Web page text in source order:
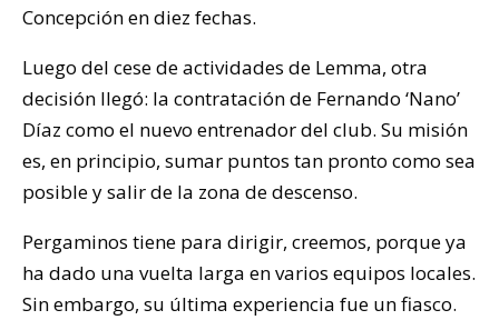
Concepción en diez fechas.
Luego del cese de actividades de Lemma, otra
decisión llegó: la contratación de Fernando ‘Nano’
Díaz como el nuevo entrenador del club. Su misión
es, en principio, sumar puntos tan pronto como sea
posible y salir de la zona de descenso.
Pergaminos tiene para dirigir, creemos, porque ya
ha dado una vuelta larga en varios equipos locales.
Sin embargo, su última experiencia fue un fiasco.